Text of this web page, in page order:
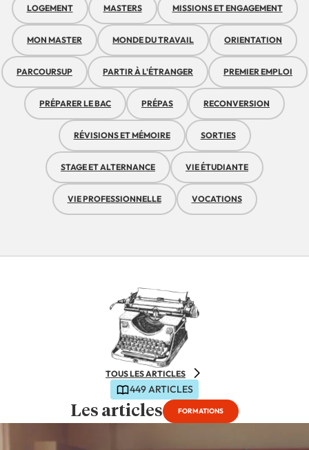
LOGEMENT MASTERS MISSIONS ET ENGAGEMENT
MON MASTER MONDE DU TRAVAIL ORIENTATION
PARCOURSUP PARTIR À L'ÉTRANGER PREMIER EMPLOI
PRÉPARER LE BAC PRÉPAS RECONVERSION
RÉVISIONS ET MÉMOIRE SORTIES
STAGE ET ALTERNANCE VIE ÉTUDIANTE
VIE PROFESSIONNELLE VOCATIONS
449 ARTICLES
Les articles FORMATIONS
TOUS LES ARTICLES